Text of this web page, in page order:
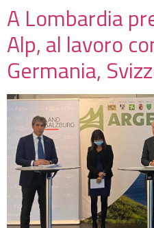
A Lombardia
Alp, al lavoro
Germania,